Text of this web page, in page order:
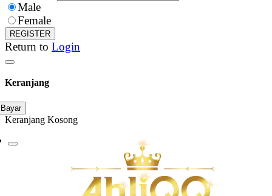
Male
Female
REGISTER
Return to Login
Keranjang
Bayar
Keranjang Kosong